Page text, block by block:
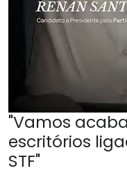
"Vamos
escritórios
STF"